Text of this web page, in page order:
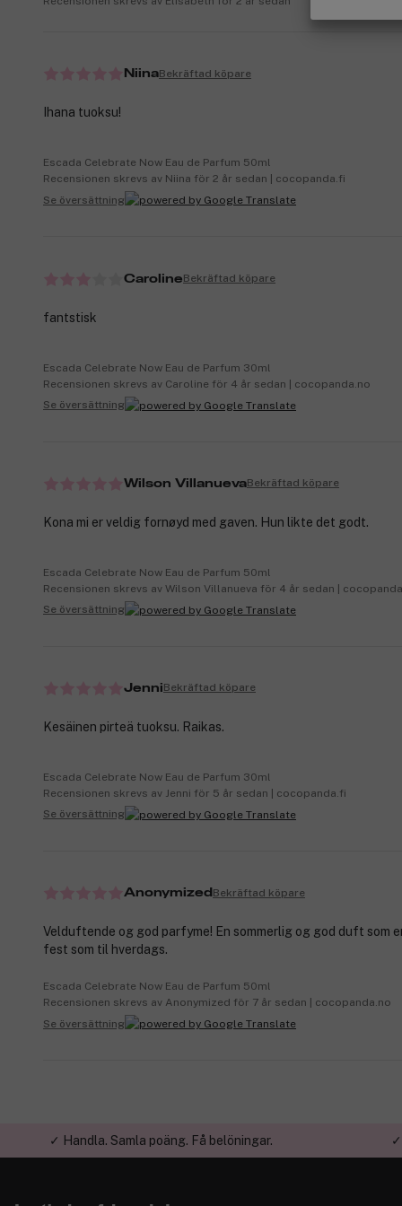
NiinaBekräftad köpare
Ihana tuoksu!
Escada Celebrate Now Eau de Parfum 50ml
Recensionen skrevs av Niina för 2 år sedan | cocopanda.fi
Se översättning
CarolineBekräftad köpare
fantstisk
Escada Celebrate Now Eau de Parfum 30ml
Recensionen skrevs av Caroline för 4 år sedan | cocopanda.no
Se översättning
Wilson VillanuevaBekräftad köpare
Kona mi er veldig fornøyd med gaven. Hun likte det godt.
Escada Celebrate Now Eau de Parfum 50ml
Recensionen skrevs av Wilson Villanueva för 4 år sedan |
Se översättning
JenniBekräftad köpare
Kesäinen pirteä tuoksu. Raikas.
Escada Celebrate Now Eau de Parfum 30ml
Recensionen skrevs av Jenni för 5 år sedan | cocopanda.fi
Se översättning
Anonymized Bekräftad köpare
Velduftende og god parfyme! En sommerlig og god duft som
fest som til hverdags.
Escada Celebrate Now Eau de Parfum 50ml
Recensionen skrevs av Anonymized för 7 år sedan | cocopanda.no
Se översättning
✓ Handla. Samla poäng. Få belöningar.